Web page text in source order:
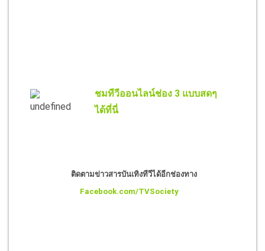
ชมทีวีออนไลน์ช่อง 3 แบบสดๆ
ได้ที่นี่
ติดตามข่าวสารบันเทิงทีวีได้อีกช่องทาง
Facebook.com/TVSociety